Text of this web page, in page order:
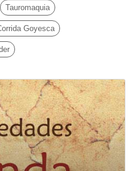
Tauromaquia
Goyesca